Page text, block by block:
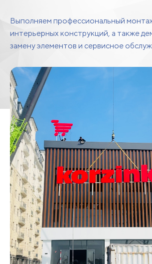
Выполняем профессиональный
интерьерных конструкций, а также
замену элементов и сервисное